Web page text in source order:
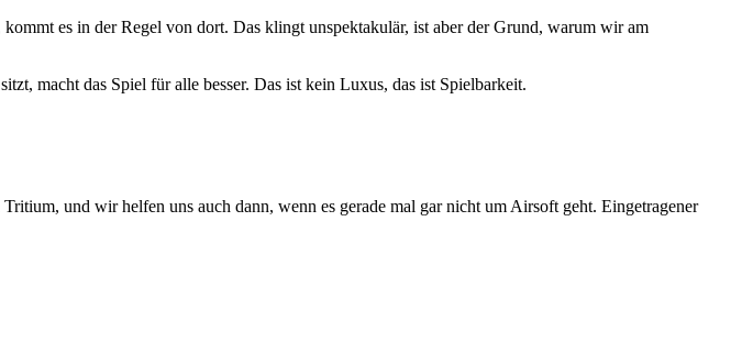
es in der Regel von dort. Das klingt unspektakulär, ist aber der Grund, warum wir am
macht das Spiel für alle besser. Das ist kein Luxus, das ist Spielbarkeit.
und wir helfen uns auch dann, wenn es gerade mal gar nicht um Airsoft geht. Eingetragener